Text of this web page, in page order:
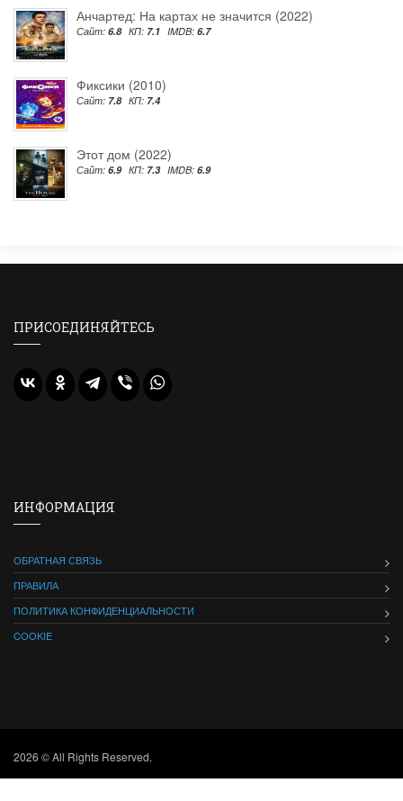
Анчартед: На картах не значится (2022)
Сайт: 6.8 КП: 7.1 IMDB: 6.7
Фиксики (2010)
Сайт: 7.8 КП: 7.4
Этот дом (2022)
Сайт: 6.9 КП: 7.3 IMDB: 6.9
ПРИСОЕДИНЯЙТЕСЬ
ИНФОРМАЦИЯ
ОБРАТНАЯ СВЯЗЬ
ПРАВИЛА
ПОЛИТИКА КОНФИДЕНЦИАЛЬНОСТИ
COOKIE
2026 © All Rights Reserved.